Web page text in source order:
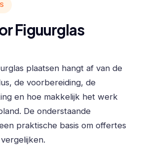
Figuurglas
plaatsen hangt af van de
de voorbereiding, de
en hoe makkelijk het werk
De onderstaande
praktische basis om offertes